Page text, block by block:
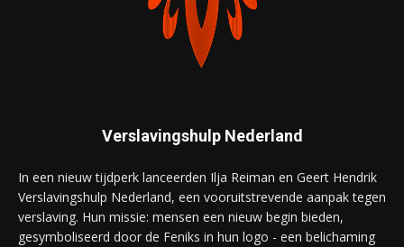
Verslavingshulp Nederland
In een nieuw tijdperk lanceerden Ilja Reiman en Geert Hendrik
Verslavingshulp Nederland, een vooruitstrevende aanpak tegen
verslaving. Hun missie: mensen een nieuw begin bieden,
gesymboliseerd door de Feniks in hun logo - een belichaming